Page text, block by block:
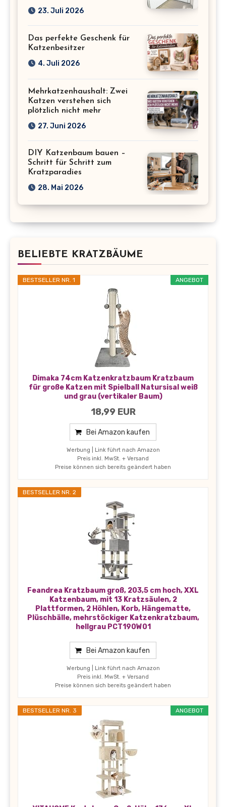
23. Juli 2026
Das perfekte Geschenk für
Katzenbesitzer
4. Juli 2026
Mehrkatzenhaushalt: Zwei
Katzen verstehen sich
plötzlich nicht mehr
27. Juni 2026
DIY Katzenbaum bauen –
Schritt für Schritt zum
Kratzparadies
28. Mai 2026
BELIEBTE KRATZBÄUME
ANGEBOT
BESTSELLER NR. 1
Dimaka 74cm Katzenkratzbaum Kratzbaum
für große Katzen mit Spielball Natursisal weiß
und grau (vertikaler Baum)
18,99 EUR
Bei Amazon kaufen
Werbung | Link führt nach Amazon
Preis inkl. MwSt. + Versand
Preise können sich bereits geändert haben
BESTSELLER NR. 2
Feandrea Kratzbaum groß, 203,5 cm hoch, XXL
Katzenbaum, mit 13 Kratzsäulen, 2
Plattformen, 2 Höhlen, Korb, Hängematte,
Plüschbälle, mehrstöckiger Katzenkratzbaum,
hellgrau PCT190W01
Bei Amazon kaufen
Werbung | Link führt nach Amazon
Preis inkl. MwSt. + Versand
Preise können sich bereits geändert haben
ANGEBOT
BESTSELLER NR. 3